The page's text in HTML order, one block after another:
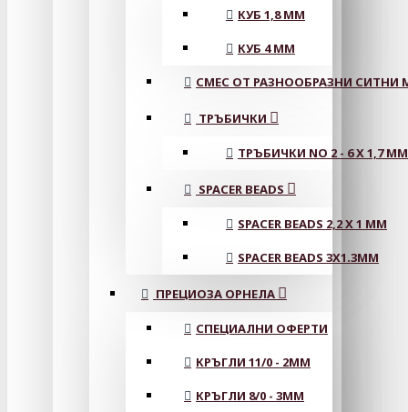
КУБ 1,8 ММ
КУБ 4 ММ
СМЕС ОТ РАЗНООБРАЗНИ СИТНИ
ТРЪБИЧКИ
ТРЪБИЧКИ NO 2 - 6 X 1,7 MM
SPACER BEADS
SPACER BEADS 2,2 X 1 MM
SPACER BEADS 3X1.3MM
ПРЕЦИОЗА ОРНЕЛА
СПЕЦИАЛНИ ОФЕРТИ
КРЪГЛИ 11/0 - 2MM
КРЪГЛИ 8/0 - 3MM